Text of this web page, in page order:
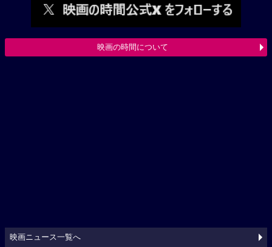
映画の時間について
映画ニュース一覧へ